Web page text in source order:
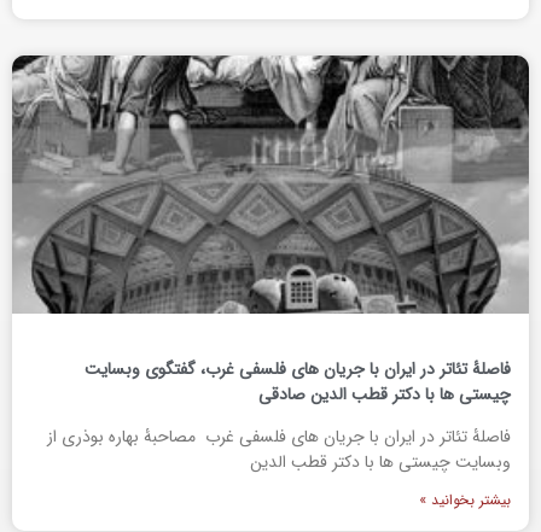
فاصلۀ تئاتر در ایران با جریان های فلسفی غرب، گفتگوی وبسایت
چیستی ها با دکتر قطب الدین صادقی
فاصلۀ تئاتر در ایران با جریان های فلسفی غرب مصاحبۀ بهاره بوذری از
وبسایت چیستی ها با دکتر قطب الدین
بیشتر بخوانید »